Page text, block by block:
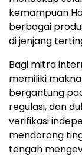
kemampuan
berbagai
di jenjang
Bagi mitra
memiliki
bergantung
regulasi, dan
verifikasi
mendorong
tengah